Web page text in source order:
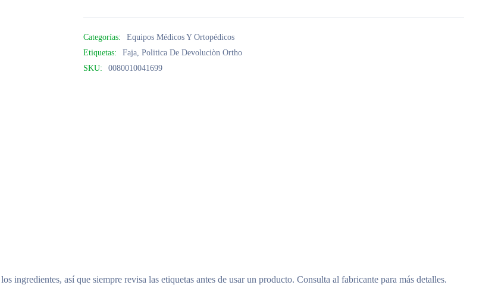
Categorías:
Equipos Médicos Y Ortopédicos
Etiquetas:
Faja,Politica De Devoluciòn Ortho
SKU:
0080010041699
ingredientes, así que siempre revisa las etiquetas antes de usar un producto. Consulta al fabricante para más detalles.